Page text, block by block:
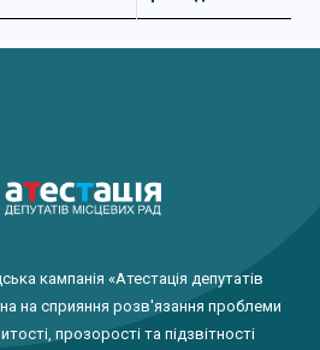
кампанія «Атестація депутатів
на сприяння розв'язання проблеми
прозорості та підзвітності